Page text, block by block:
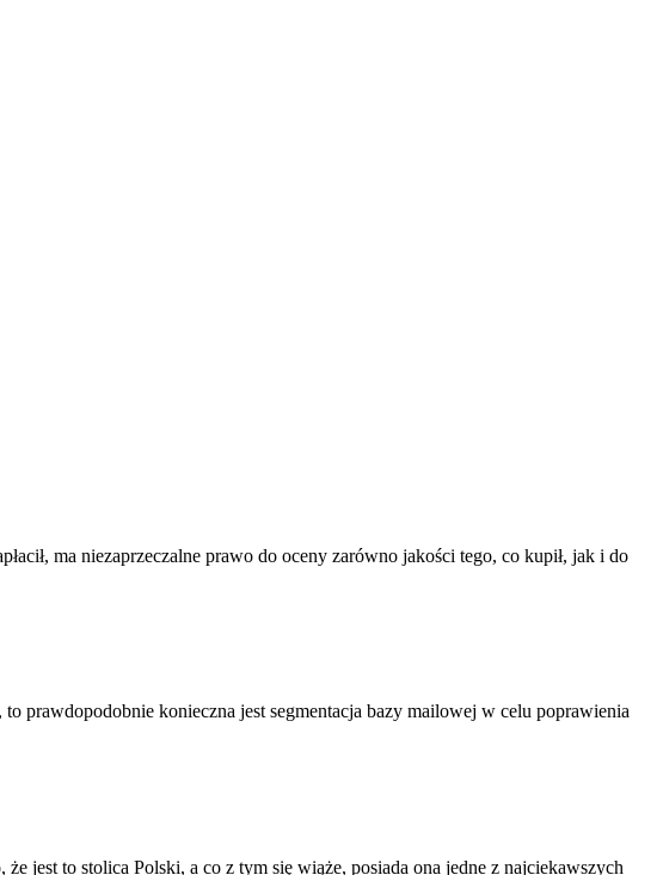
ma niezaprzeczalne prawo do oceny zarówno jakości tego, co kupił, jak i do
prawdopodobnie konieczna jest segmentacja bazy mailowej w celu poprawienia
jest to stolica Polski, a co z tym się wiąże, posiada ona jedne z najciekawszych